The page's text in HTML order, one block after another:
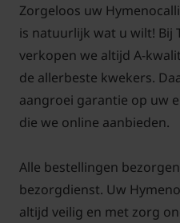
onderhouden
Als het blad verschijnt
bewateren. Het is tevens
regelmatig extra voeding
organische meststofof
voeding geven. De
bloemen zullen nu
uit de bladeren zal weer
Zorgeloos uw
is natuurlijk wat u wilt! Bij
verkopen we altijd A-
de allerbeste kwekers.
aangroei garantie op uw
die we online aanbieden.
Alle bestellingen
bezorgdienst. Uw
altijd veilig en met zorg